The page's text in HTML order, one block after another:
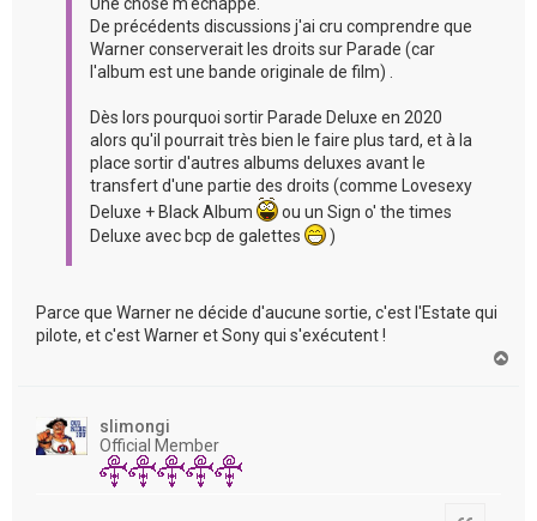
De précédents discussions j'ai cru comprendre que
Warner conserverait les droits sur Parade (car
l'album est une bande originale de film) .
Dès lors pourquoi sortir Parade Deluxe en 2020
alors qu'il pourrait très bien le faire plus tard, et à la
place sortir d'autres albums deluxes avant le
transfert d'une partie des droits (comme Lovesexy
Deluxe + Black Album
ou un Sign o' the times
Deluxe avec bcp de galettes
)
Parce que Warner ne décide d'aucune sortie, c'est l'Estate qui
pilote, et c'est Warner et Sony qui s'exécutent !
slimongi
Official Member